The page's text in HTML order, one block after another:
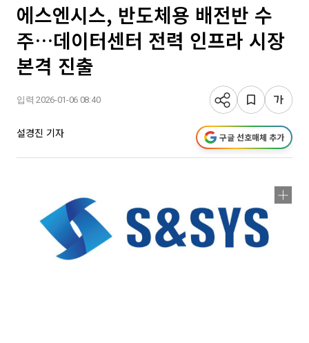
에스엔시스, 반도체용 배전반 수
주…데이터센터 전력 인프라 시장
본격 진출
입력 2026-01-06 08:40
설경진 기자 구글 선호매체 추가